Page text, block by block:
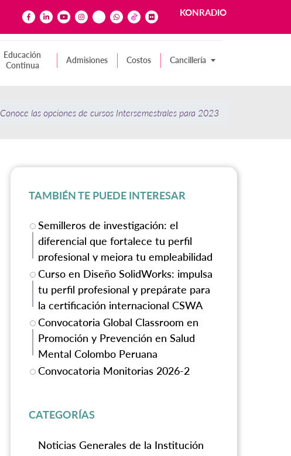
KONRADIO
Educación
Continua
Admisiones Costos Cancillería
Conoce las opciones de cursos Intersemestrales para 2023
TAMBIÉN TE PUEDE INTERESAR
Semilleros de investigación: el
diferencial que fortalece tu perfil
profesional y mejora tu empleabilidad
Curso en Diseño SolidWorks: impulsa
tu perfil profesional y prepárate para
la certificación internacional CSWA
Convocatoria Global Classroom en
Promoción y Prevención en Salud
Mental Colombo Peruana
Convocatoria Monitorias 2026-2
CATEGORÍAS
Noticias Generales de la Institución